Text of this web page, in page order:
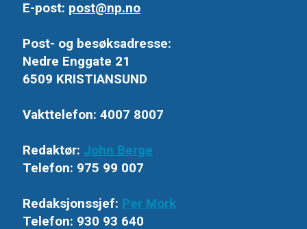
E-post: post@np.no
Post- og besøksadresse:
Nedre Enggate 21
6509 KRISTIANSUND
Vakttelefon: 4007 8007
Redaktør: John Berge
Telefon: 975 99 007
Redaksjonssjef: Per Mork
Telefon: 930 93 640